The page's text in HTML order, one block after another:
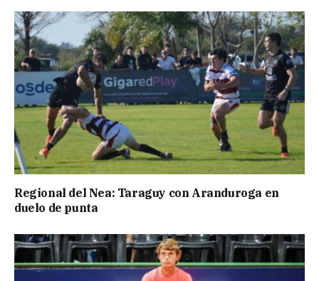
Regional del Nea: Taraguy con Aranduroga en
duelo de punta